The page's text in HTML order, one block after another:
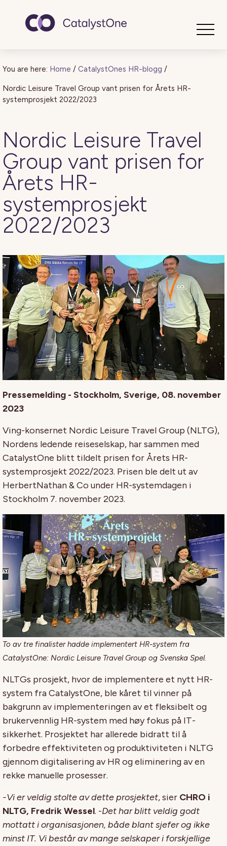
You are here: Home / CatalystOnes HR-blogg /
Nordic Leisure Travel Group vant prisen for Årets HR-
systemprosjekt 2022/2023
Nordic Leisure Travel
Group vant prisen for
Årets HR-
systemprosjekt
2022/2023
Pressemelding - Stockholm, Sverige, 08. november
2023
Ving-konsernet Nordic Leisure Travel Group (NLTG),
Nordens ledende reiseselskap, har sammen med
CatalystOne blitt tildelt prisen for Årets HR-
systemprosjekt 2022/2023. Prisen ble delt ut av
HerbertNathan & Co under HR-systemdagen i
Stockholm 7. november 2023.
To av tre finalister hadde implementert HR-system fra
CatalystOne: Nordic Leisure Travel Group og Svenska Spel.
NLTGs prosjekt, hvor de implementere et nytt HR-
system fra CatalystOne, ble kåret til vinner på
bakgrunn av implementeringen av et fleksibelt og
brukervennlig HR-system med høy fokus på IT-
sikkerhet. Prosjektet har allerede bidratt til å
forbedre effektiviteten og produktiviteten i NLTG
gjennom digitalisering av HR og eliminering av en
rekke manuelle prosesser.
-Vi er veldig stolte av dette prosjektet, sier CHRO i
NLTG, Fredrik Wessel. -Det har blitt veldig godt
mottatt i organisasjonen, både blant sjefer og ikke
minst IT. Vi består av mange selskaper i forskjellige